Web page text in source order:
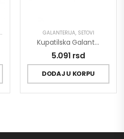
GALANTERIJAGALANTERIJA, SETOVI
Kupatilska Galanterija MINOTTI Set 6/1
5.091 rsd
DODAJ U KORPU